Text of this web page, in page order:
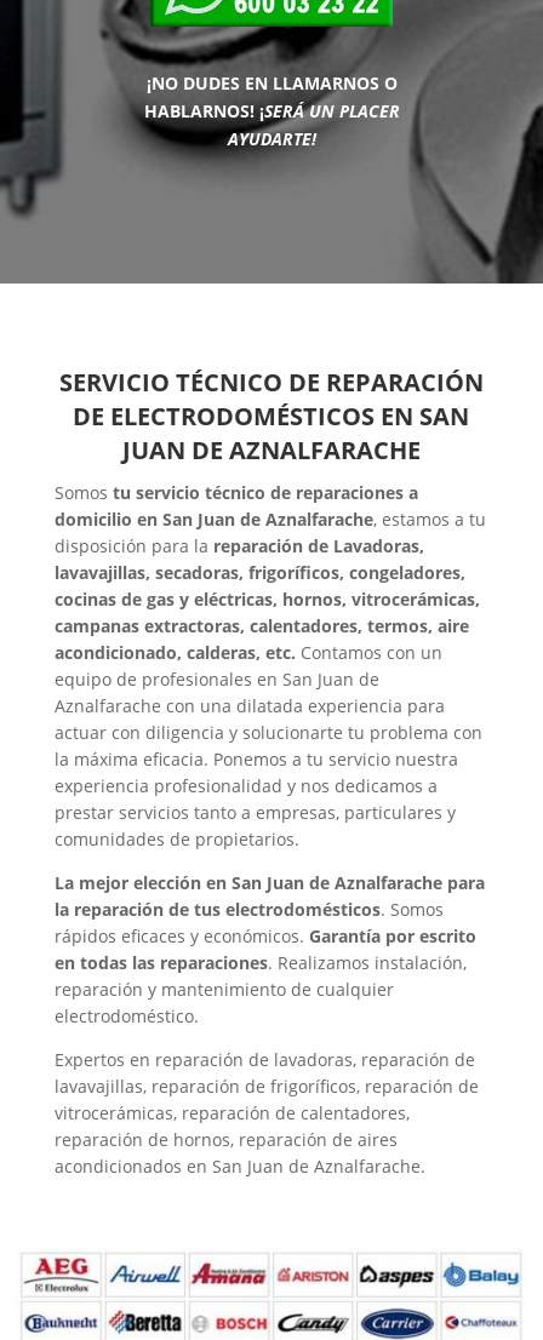
¡NO DUDES EN LLAMARNOS O
HABLARNOS!¡SERÁ UN PLACER
AYUDARTE!
SERVICIO TÉCNICO DE REPARACIÓN
DE ELECTRODOMÉSTICOS EN SAN
JUAN DE AZNALFARACHE
Somos tu servicio técnico de reparaciones a
domicilio en San Juan de Aznalfarache, estamos a tu
disposición para la reparación de Lavadoras,
lavavajillas, secadoras, frigoríficos, congeladores,
cocinas de gas y eléctricas, hornos, vitrocerámicas,
campanas extractoras, calentadores, termos, aire
acondicionado, calderas, etc. Contamos con un
equipo de profesionales en San Juan de
Aznalfarache con una dilatada experiencia para
actuar con diligencia y solucionarte tu problema con
la máxima eficacia. Ponemos a tu servicio nuestra
experiencia profesionalidad y nos dedicamos a
prestar servicios tanto a empresas, particulares y
comunidades de propietarios.
La mejor elección en San Juan de Aznalfarache para
la reparación de tus electrodomésticos. Somos
rápidos eficaces y económicos. Garantía por escrito
en todas las reparaciones. Realizamos instalación,
reparación y mantenimiento de cualquier
electrodoméstico.
Expertos en reparación de lavadoras, reparación de
lavavajillas, reparación de frigoríficos, reparación de
vitrocerámicas, reparación de calentadores,
reparación de hornos, reparación de aires
acondicionados en San Juan de Aznalfarache.